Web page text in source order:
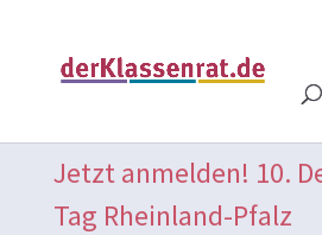
Jetzt anmelden! 10.
Tag Rheinland-Pfalz